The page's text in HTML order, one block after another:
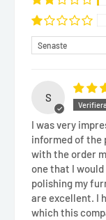
Sort by
S
I was very
informed of the
with the order
one that I
polishing my
are excellent. I
which this